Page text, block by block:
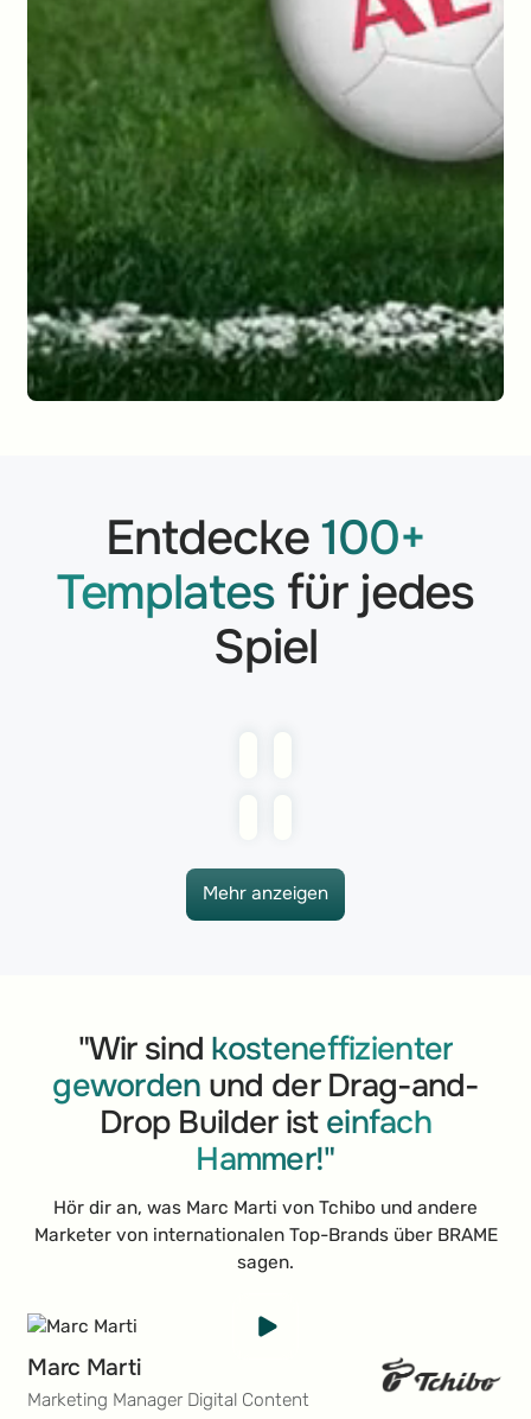
Entdecke100+
Templates für jedes
Spiel
Mehr anzeigen
Mehr anzeigen
"Wir sind kosteneffizienter
geworden und der Drag-and-
Drop Builder ist einfach
Hammer!"
Hör dir an, was Marc Marti von Tchibo und andere
Marketer von internationalen Top-Brands über BRAME
sagen.
Marc Marti
Marketing Manager Digital Content